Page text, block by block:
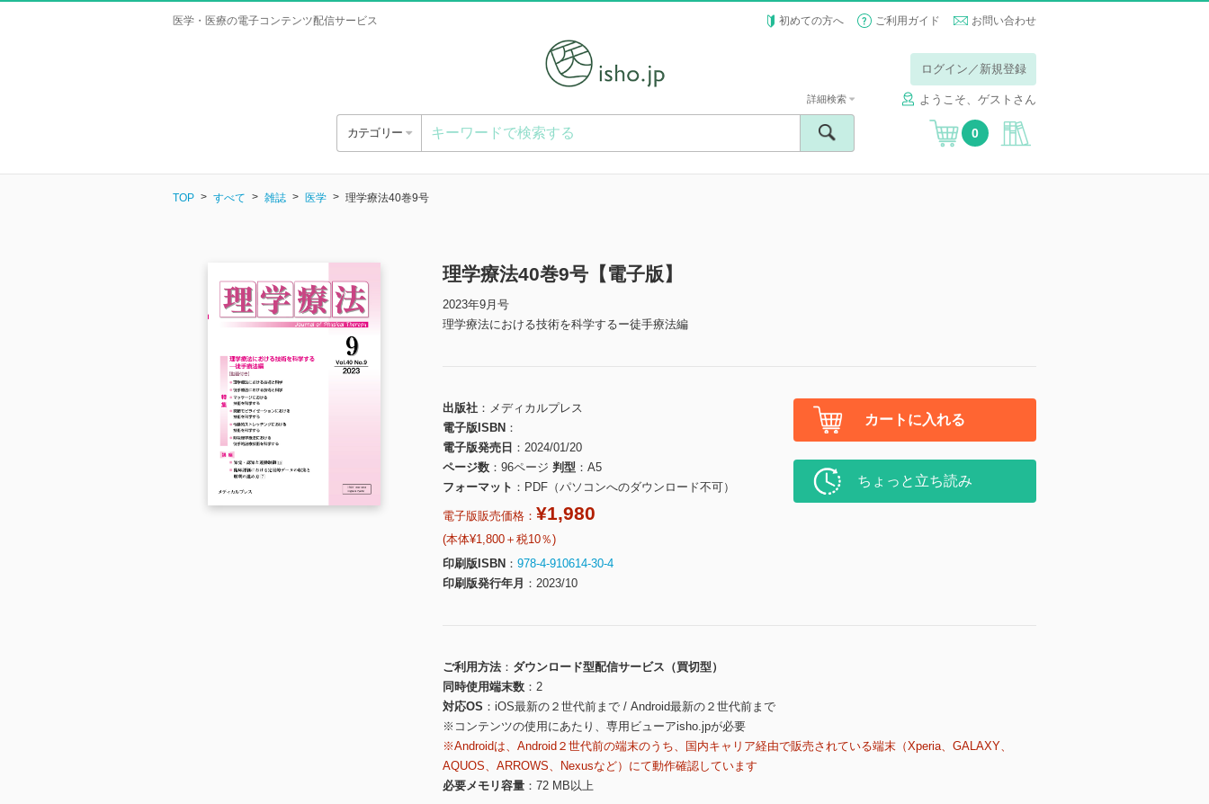
医学・医療の電子コンテンツ配信サービス 初めての方へ ご利用ガイド お問い合わせ
ログイン／新規登録
ようこそ、ゲストさん
カテゴリー
詳細検索
0
TOP すべて 雑誌 医学 理学療法40巻9号
理学療法40巻9号【電子版】
2023年9月号
理学療法における技術を科学するー徒手療法編
出版社
メディカルプレス
電子版ISBN
電子版発売日
2024/01/20
ページ数
96ページ 判型
A5
フォーマット
PDF（パソコンへのダウンロード不可）
電子版販売価格： ¥1,980
(本体¥1,800＋税10％)
印刷版ISBN
978-4-910614-30-4
印刷版発行年月
2023/10
カートに入れる
ちょっと立ち読み
ご利用方法
ダウンロード型配信サービス（買切型）
同時使用端末数
2
対応OS
iOS最新の２世代前まで / Android最新の２世代前まで
※コンテンツの使用にあたり、専用ビューアisho.jpが必要
※Androidは、Android２世代前の端末のうち、国内キャリア経由で販売されている端末（Xperia、GALAXY、
AQUOS、ARROWS、Nexusなど）にて動作確認しています
必要メモリ容量
72 MB以上